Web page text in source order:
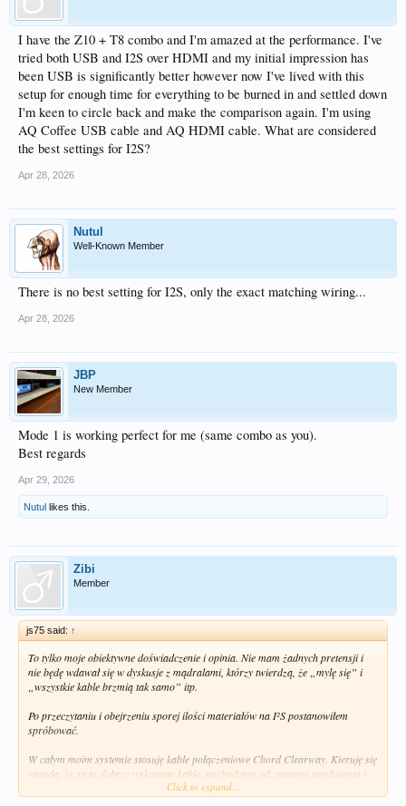
I have the Z10 + T8 combo and I'm amazed at the performance. I've
tried both USB and I2S over HDMI and my initial impression has
been USB is significantly better however now I've lived with this
setup for enough time for everything to be burned in and settled down
I'm keen to circle back and make the comparison again. I'm using
AQ Coffee USB cable and AQ HDMI cable. What are considered
the best settings for I2S?
Apr 28, 2026
Nutul
Well-Known Member
There is no best setting for I2S, only the exact matching wiring...
Apr 28, 2026
JBP
New Member
Mode 1 is working perfect for me (same combo as you).
Best regards
Apr 29, 2026
Nutul likes this.
Zibi
Member
js75 said: ↑
To tylko moje obiektywne doświadczenie i opinia. Nie mam żadnych pretensji i
nie będę wdawał się w dyskusje z mądralami, którzy twierdzą, że „mylę się” i
„wszystkie kable brzmią tak samo” itp.
Po przeczytaniu i obejrzeniu sporej ilości materiałów na I²S postanowiłem
spróbować.
W całym moim systemie stosuję kable połączeniowe Chord Clearway. Kieruję się
zasadą, że są to dobrze wykonane kable, pochodzące od znanego producenta i
oferowane w cenie, którą mogę uzasadnić, nie popadając w skrajności
Click to expand...